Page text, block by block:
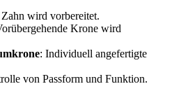
wird vorbereitet.
Krone wird
: Individuell angefertigte
von Passform und Funktion.